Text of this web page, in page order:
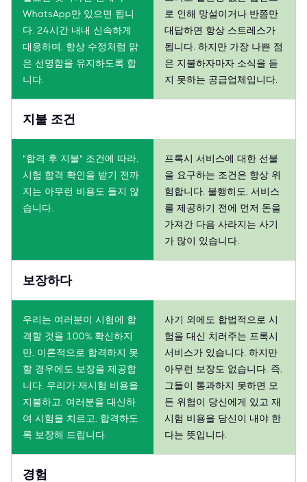
WhatsApp만 있으면 됩니
다. 24시간 내내 신속하게
대응하며, 항상 수정처럼 맑
은 선명함을 유지하도록 합
니다.
로 인해 망설이거나 반쯤만
대답하면 항상 스트레스가
됩니다. 하지만 가장 나쁜 점
은 지불하자마자 소식을 듣
지 못하는 공급업체입니다.
지불 조건
"합격 후 지불" 조건에 따라,
시험 합격 확인을 받기 전까
지는 아무런 비용도 들지 않
습니다.
프록시 서비스에 대한 선불
을 요구하는 조건은 항상 위
험합니다. 불행히도, 서비스
를 제공하기 전에 먼저 돈을
가져간 다음 사라지는 사기
가 많이 있습니다.
보장하다
우리는 여러분이 시험에 합
격할 것을 100% 확신하지
만, 이론적으로 합격하지 못
할 경우에도 보장을 제공합
니다. 우리가 재시험 비용을
지불하고, 여러분을 대신하
여 시험을 치르고, 합격하도
록 보장해 드립니다.
사기 외에도 합법적으로 시
험을 대신 치러주는 프록시
서비스가 있습니다. 하지만
아무런 보장도 없습니다. 즉,
그들이 통과하지 못하면 모
든 위험이 당신에게 있고 재
시험 비용을 당신이 내야 한
다는 뜻입니다.
경험